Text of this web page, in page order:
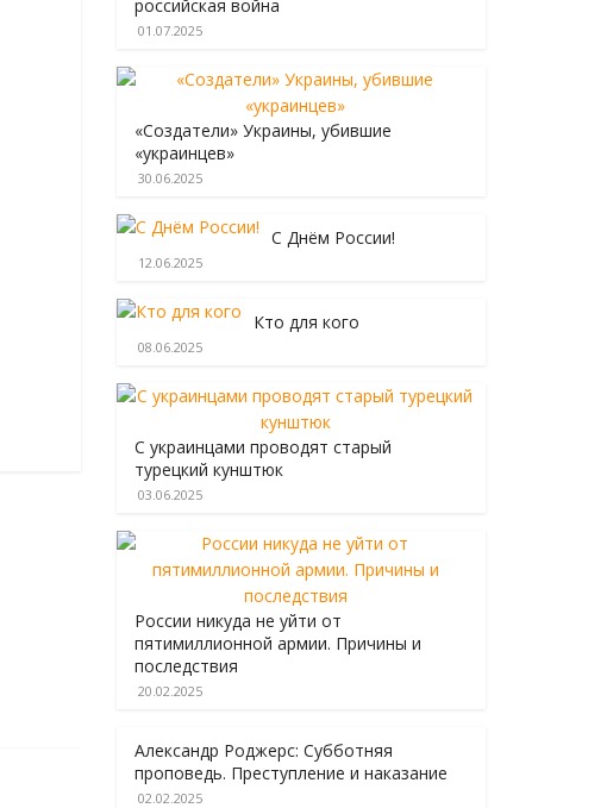
российская война
01.07.2025
«Создатели» Украины, убившие
«украинцев»
30.06.2025
С Днём России!
12.06.2025
Кто для кого
08.06.2025
С украинцами проводят старый
турецкий кунштюк
03.06.2025
России никуда не уйти от
пятимиллионной армии. Причины и
последствия
20.02.2025
Александр Роджерс: Субботняя
проповедь. Преступление и наказание
02.02.2025